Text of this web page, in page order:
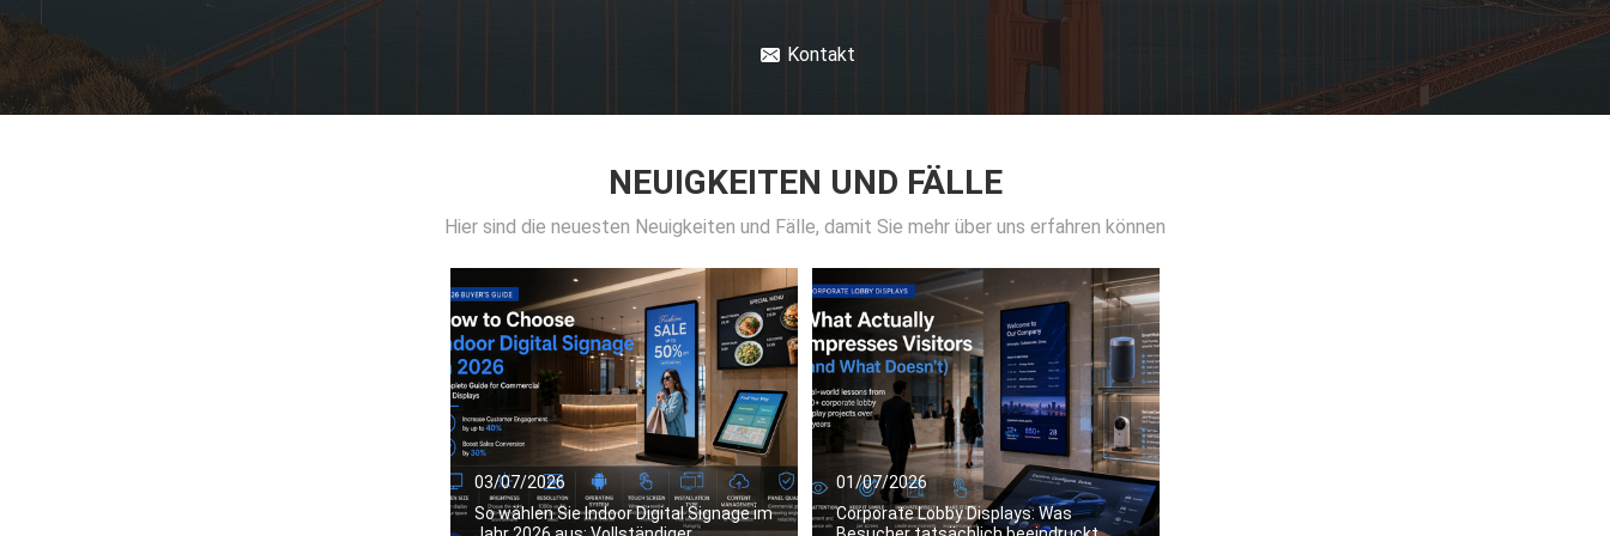
Kontakt
NEUIGKEITEN UND FÄLLE
Hier sind die neuesten Neuigkeiten und Fälle, damit Sie mehr über uns erfahren können
03/07/2026
So wählen Sie Indoor Digital Signage im
01/07/2026
Corporate Lobby Displays: Was